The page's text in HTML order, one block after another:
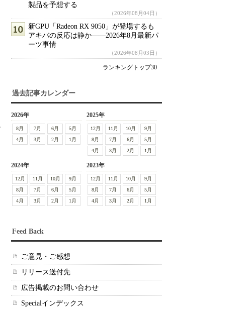
製品を予想する
（2026年08月04日）
新GPU「Radeon RX 9050」が登場するも
アキバの反応は静か――2026年8月最新パ
ーツ事情
（2026年08月03日）
ランキングトップ30
過去記事カレンダー
2026年
8月 7月 6月
5月
4月
3月 2月 1月
2025年
12月 11月 10月
9月
8月
7月 6月
5月
4月
3月 2月 1月
2024年
12月 11月 10月
9月
8月
7月 6月
5月
4月
3月 2月 1月
2023年
12月 11月 10月
9月
8月
7月 6月
5月
4月
3月 2月 1月
Feed Back
ご意見・ご感想
リリース送付先
広告掲載のお問い合わせ
Specialインデックス